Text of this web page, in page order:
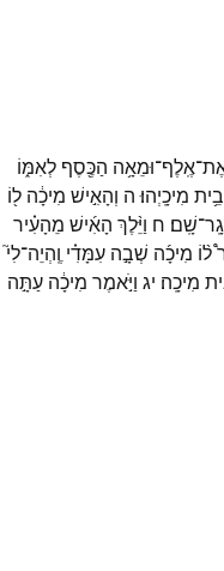
אֶֽלֶף־וּמֵאָ֥ה הַכֶּ֖סֶף לְאִמּ֑וֹ
מִיכָֽיְהוּ׃ ה וְהָאִ֣ישׁ מִיכָ֔ה ל֖וֹ
גָֽר־שָֽׁם׃ ח וַיֵּ֨לֶךְ הָאִ֜ישׁ מֵהָעִ֗יר
ל֨וֹ מִיכָ֜ה שְׁבָ֣ה עִמָּדִ֗י וֶֽהְיֵה־לִי֮
מִיכָֽה׃ יג וַיֹּ֣אמֶר מִיכָ֔ה עַתָּ֣ה